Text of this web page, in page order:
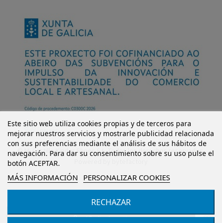
Añadir al carrito
Este sitio web utiliza cookies propias y de terceros para
mejorar nuestros servicios y mostrarle publicidad relacionada
con sus preferencias mediante el análisis de sus hábitos de
navegación. Para dar su consentimiento sobre su uso pulse el
botón ACEPTAR.
MÁS INFORMACIÓN PERSONALIZAR COOKIES
RECHAZAR
© Mi Castillo Kinder Shoes S.L. Todos los derechos reservados.